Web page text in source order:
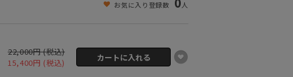
お気に入り登録数 人
22,000円 (税込)
15,400円 (税込)